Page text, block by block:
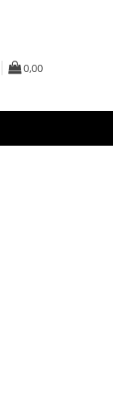
0,00